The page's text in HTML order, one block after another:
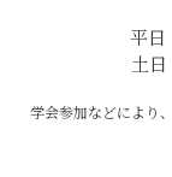
平日
土
学会参加などにより